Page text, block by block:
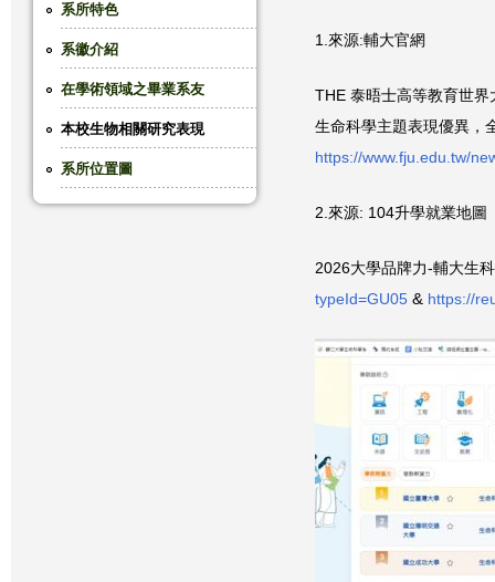
系所特色
系徽介紹
在學術領域之畢業系友
本校生物相關研究表現
系所位置圖
1.來源:輔大官網
THE 泰晤士高等教育世
生命科學主題表現優異，
https://www.fju.edu.tw/
2.來源: 104升學就業地圖
2026大學品牌力-輔大生
typeId=GU05 & https://